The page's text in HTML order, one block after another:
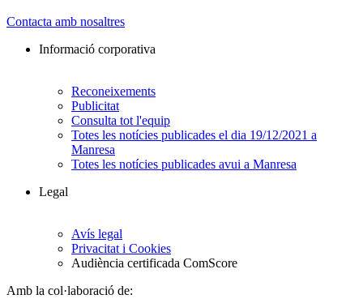
Contacta amb nosaltres
Informació corporativa
Reconeixements
Publicitat
Consulta tot l'equip
Totes les notícies publicades el dia 19/12/2021 a
Manresa
Totes les notícies publicades avui a Manresa
Legal
Avís legal
Privacitat i Cookies
Audiència certificada ComScore
Amb la col·laboració de: